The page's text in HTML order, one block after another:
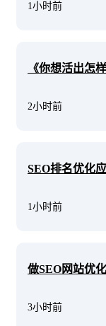
1小时前
《你想活出怎
2小时前
SEO排名优化
1小时前
做SEO网站优
3小时前